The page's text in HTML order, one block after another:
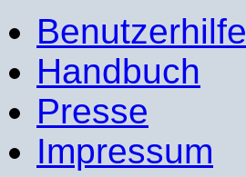
Benutzerhilfe
Handbuch
Presse
Impressum